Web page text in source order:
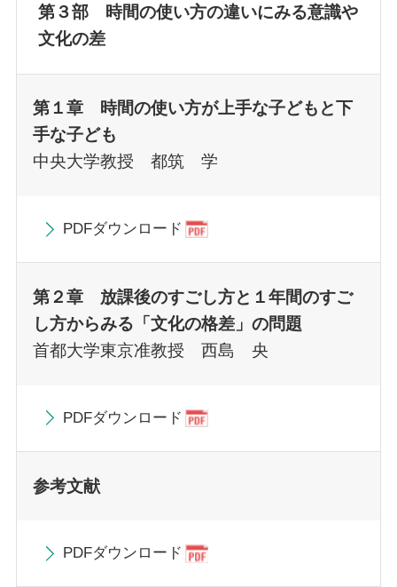
第３部 時間の使い方の違いにみる意識や
文化の差
第１章 時間の使い方が上手な子どもと下
手な子ども
中央大学教授 都筑 学
PDFダウンロード
第２章 放課後のすごし方と１年間のすご
し方からみる「文化の格差」の問題
首都大学東京准教授 西島 央
PDFダウンロード
参考文献
PDFダウンロード